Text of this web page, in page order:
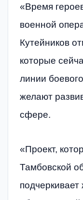
«Время
военной
Кутейников
которые
линии
желают
сфере.
«Проект,
Тамбовской